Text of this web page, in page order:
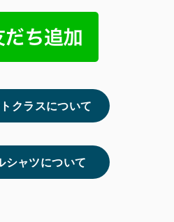
クラスについて
シャツについて